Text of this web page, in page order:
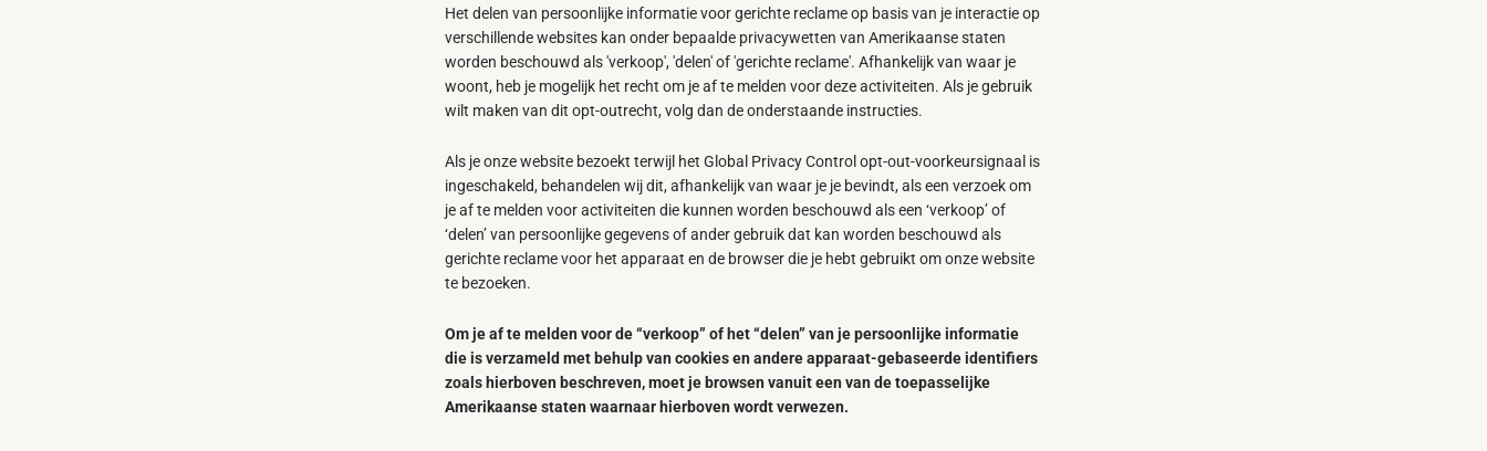
Het delen van persoonlijke informatie voor gerichte reclame op basis van je interactie op
verschillende websites kan onder bepaalde privacywetten van Amerikaanse staten
worden beschouwd als 'verkoop', 'delen' of 'gerichte reclame'. Afhankelijk van waar je
woont, heb je mogelijk het recht om je af te melden voor deze activiteiten. Als je gebruik
wilt maken van dit opt-outrecht, volg dan de onderstaande instructies.
Als je onze website bezoekt terwijl het Global Privacy Control opt-out-voorkeursignaal is
ingeschakeld, behandelen wij dit, afhankelijk van waar je je bevindt, als een verzoek om
je af te melden voor activiteiten die kunnen worden beschouwd als een ‘verkoop’ of
‘delen’ van persoonlijke gegevens of ander gebruik dat kan worden beschouwd als
gerichte reclame voor het apparaat en de browser die je hebt gebruikt om onze website
te bezoeken.
Om je af te melden voor de “verkoop” of het “delen” van je persoonlijke informatie
die is verzameld met behulp van cookies en andere apparaat-gebaseerde identifiers
zoals hierboven beschreven, moet je browsen vanuit een van de toepasselijke
Amerikaanse staten waarnaar hierboven wordt verwezen.